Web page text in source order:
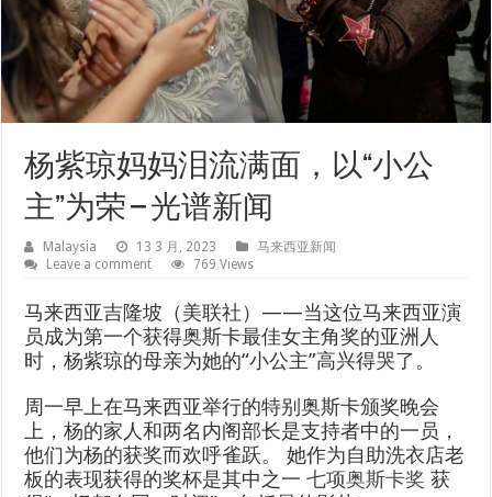
杨紫琼妈妈泪流满面，以“小公
主”为荣 – 光谱新闻
Malaysia 13 3 月, 2023
马来西亚新闻
Leave a comment
769 Views
马来西亚吉隆坡（美联社）——当这位马来西亚演
员成为第一个获得奥斯卡最佳女主角奖的亚洲人
时，杨紫琼的母亲为她的“小公主”高兴得哭了。
周一早上在马来西亚举行的特别奥斯卡颁奖晚会
上，杨的家人和两名内阁部长是支持者中的一员，
他们为杨的获奖而欢呼雀跃。 她作为自助洗衣店老
板的表现获得的奖杯是其中之一七项奥斯卡奖 获